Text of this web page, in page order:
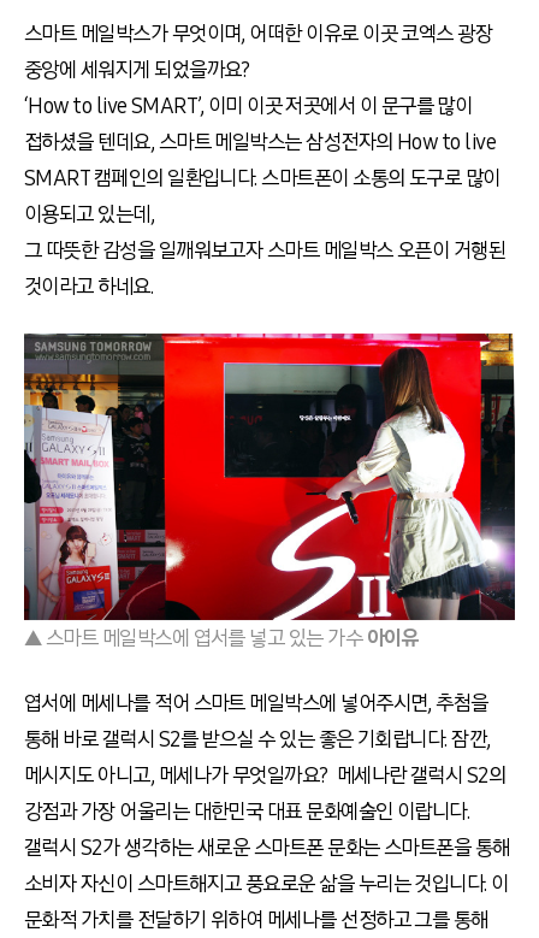
스마트 메일박스가 무엇이며, 어떠한 이유로 이곳 코엑스 광장
중앙에 세워지게 되었을까요?
‘How to live SMART’, 이미 이곳 저곳에서 이 문구를 많이
접하셨을 텐데요, 스마트 메일박스는 삼성전자의 How to live
SMART 캠페인의 일환입니다. 스마트폰이 소통의 도구로 많이
이용되고 있는데,
그 따뜻한 감성을 일깨워보고자 스마트 메일박스 오픈이 거행된
것이라고 하네요.
▲ 스마트 메일박스에 엽서를 넣고 있는 가수아이유
엽서에 메세나를 적어 스마트 메일박스에 넣어주시면, 추첨을
통해 바로 갤럭시 S2를 받으실 수 있는 좋은 기회랍니다. 잠깐,
메시지도 아니고, 메세나가 무엇일까요? 메세나란 갤럭시 S2의
강점과 가장 어울리는 대한민국 대표 문화예술인 이랍니다.
갤럭시 S2가 생각하는 새로운 스마트폰 문화는 스마트폰을 통해
소비자 자신이 스마트해지고 풍요로운 삶을 누리는 것입니다. 이
문화적 가치를 전달하기 위하여 메세나를 선정하고 그를 통해